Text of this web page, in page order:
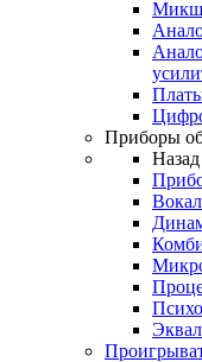
Приборы
Назад